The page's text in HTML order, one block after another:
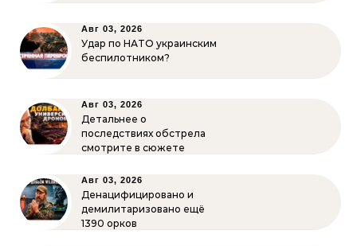
Авг 03, 2026
Удар по НАТО украинским
беспилотником?
Авг 03, 2026
Детальнее о
последствиях обстрела
смотрите в сюжете
Авг 03, 2026
Денацифицировано и
демилитаризовано ещё
1390 орков